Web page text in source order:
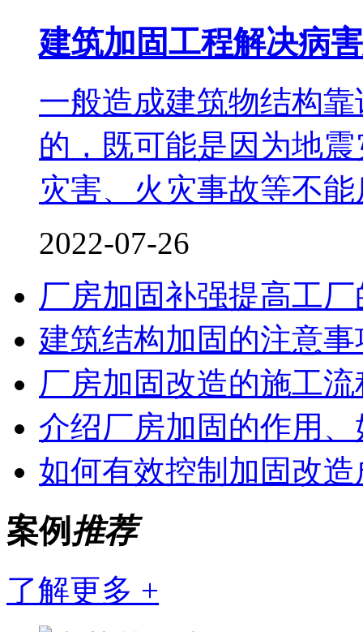
建筑加固工程解决病
一般造成建筑物结构
的，既可能是因为地
灾害、火灾事故等不
2022-07-26
厂房加固补强提高工
建筑结构加固的注意
厂房加固改造的施工
介绍厂房加固的作用
如何有效控制加固改
案例 推荐
了解更多 +